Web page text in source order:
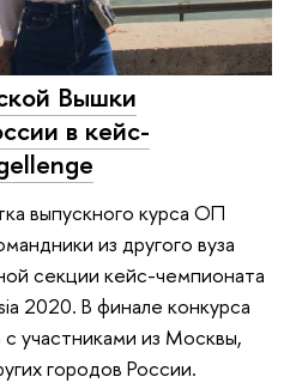
Вышки
в кейс-
выпускного курса ОП
из другого вуза
секции кейс-чемпионата
2020. В финале конкурса
участниками из Москвы,
городов России.